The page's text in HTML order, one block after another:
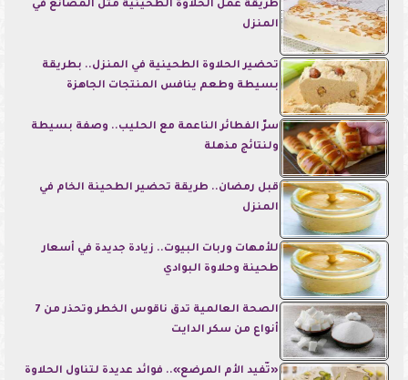
طريقة عمل الحلاوة الطحينية مثل المصانع في
المنزل
تحضير الحلاوة الطحينية في المنزل.. بطريقة
بسيطة وطعم ينافس المنتجات الجاهزة
سرّ الفطائر الناعمة مع الحليب.. وصفة بسيطة
ولنتائج مذهلة
قبل رمضان.. طريقة تحضير الطحينة الخام في
المنزل
للأمهات وربات البيوت.. زيادة جديدة في أسعار
طحينة وحلاوة البوادي
الصحة العالمية تدق ناقوس الخطر وتحذر من 7
أنواع من سكر الدايت
«تٌفيد الأم المرضع».. فوائد عديدة لتناول الحلاوة